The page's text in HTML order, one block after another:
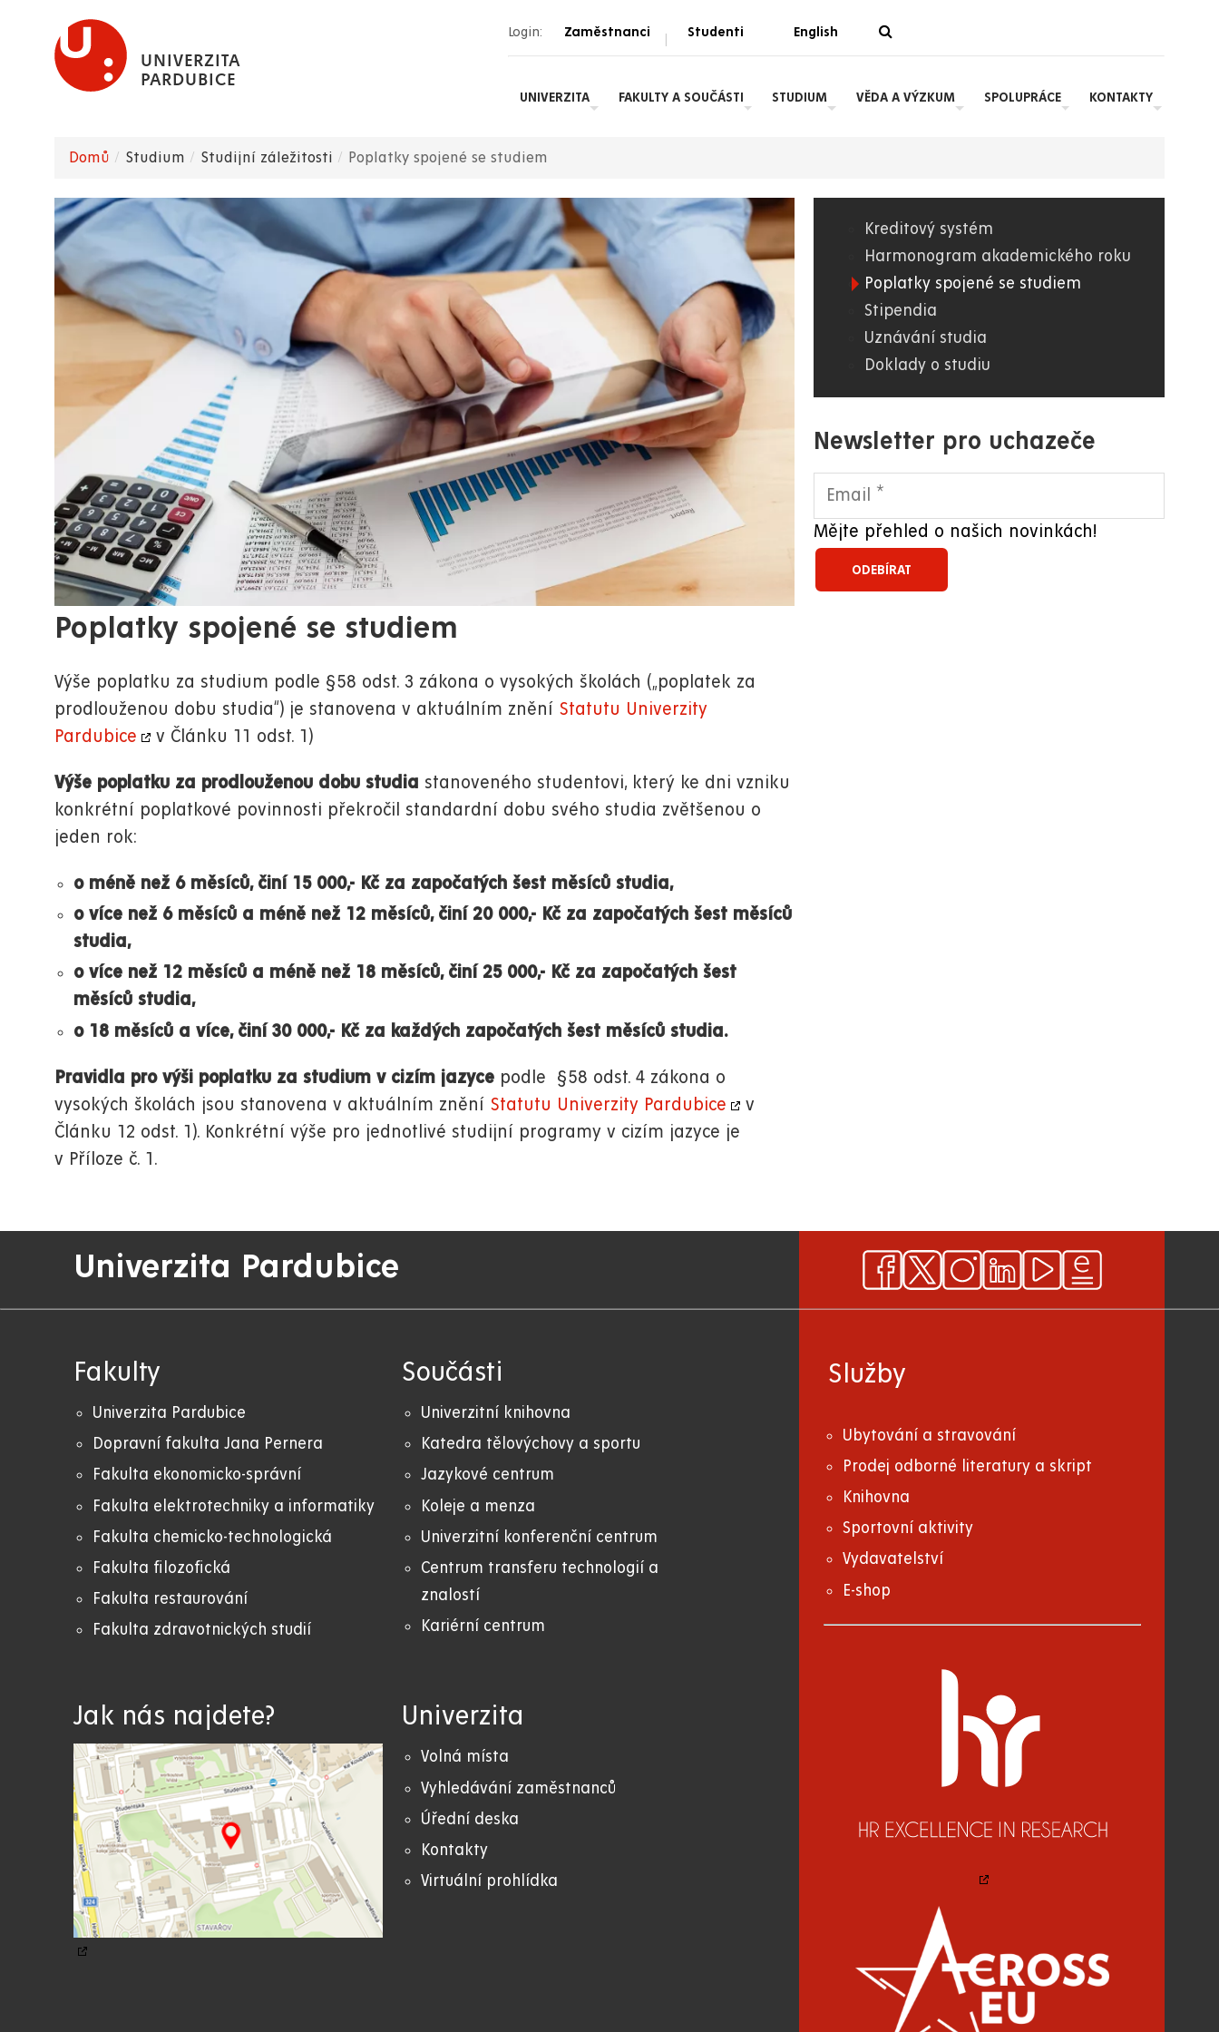
hlavnímu
UNIVERZITA
PARDUBICE
Login: Zaměstnanci | Studenti English
UNIVERZITA FAKULTY A SOUČÁSTI STUDIUM VĚDA A VÝZKUM SPOLUPRÁCE KONTAKTY
navigace
Domů Studium Studijní záležitosti Poplatky spojené se studiem
Poplatky spojené se studiem
Výše poplatku za studium podle §58 odst. 3 zákona o vysokých školách („poplatek za
prodlouženou dobu studia“) je stanovena v aktuálním znění Statutu Univerzity
Pardubice
v Článku 11 odst. 1)
Výše poplatku za prodlouženou dobu studia stanoveného studentovi, který ke dni vzniku
konkrétní poplatkové povinnosti překročil standardní dobu svého studia zvětšenou o
jeden rok:
o méně než 6 měsíců, činí 15 000,- Kč za započatých šest měsíců studia,
o více než 6 měsíců a méně než 12 měsíců, činí 20 000,- Kč za započatých šest měsíců
studia,
o více než 12 měsíců a méně než 18 měsíců, činí 25 000,- Kč za započatých šest
měsíců studia,
o 18 měsíců a více, činí 30 000,- Kč za každých započatých šest měsíců studia.
Pravidla pro výši poplatku za studium v cizím jazyce podle §58 odst. 4 zákona o
vysokých školách jsou stanovena v aktuálním znění Statutu Univerzity Pardubice
v
Článku 12 odst. 1). Konkrétní výše pro jednotlivé studijní programy v cizím jazyce je
v Příloze č. 1.
01.
WWW
Kreditový systém
Harmonogram akademického roku
Poplatky spojené se studiem
Stipendia
Uznávání studia
Doklady o studiu
Newsletter pro uchazeče
Mějte přehled o našich novinkách!
Univerzita Pardubice
Fakulty
Univerzita Pardubice
Dopravní fakulta Jana Pernera
Fakulta ekonomicko-správní
Fakulta elektrotechniky a informatiky
Fakulta chemicko-technologická
Fakulta filozofická
Fakulta restaurování
Fakulta zdravotnických studií
Součásti
Univerzitní knihovna
Katedra tělovýchovy a sportu
Jazykové centrum
Koleje a menza
Univerzitní konferenční centrum
Centrum transferu technologií a
znalostí
Kariérní centrum
Jak nás najdete? Univerzita
Volná místa
Vyhledávání zaměstnanců
Úřední deska
Kontakty
Virtuální prohlídka
Služby
Ubytování a stravování
Prodej odborné literatury a skript
Knihovna
Sportovní aktivity
Vydavatelství
E-shop